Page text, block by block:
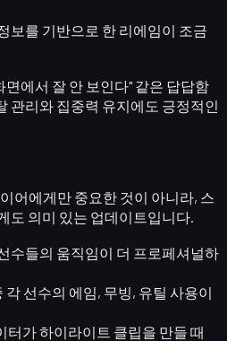
보를 기반으로 한 리에임이 조금
에서 잘 안 보인다" 같은 답답함
관리와 집중력 유지에도 긍정적인
어에게만 중요한 것이 아니라, 스
도 의미 있는 업데이트입니다.
수들의 움직임이 더 프로페셔널하
각 선수의 에임, 무빙, 유틸 사용이
터가 하이라이트 클립을 만들 때